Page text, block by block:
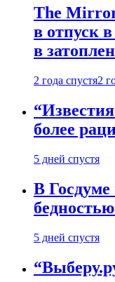
The
в отпуск
в
2 года спустя2
более
5 дней спустя
В Госдуме
5 дней спустя